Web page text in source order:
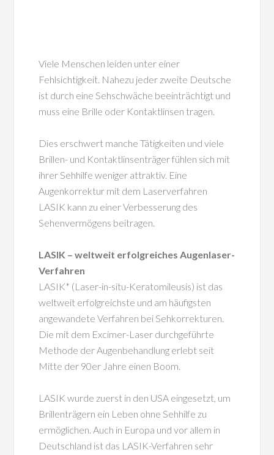
Viele Menschen leiden unter einer
Fehlsichtigkeit. Nahezu jeder zweite Deutsche
ist durch eine Sehschwäche beeinträchtigt und
muss eine Brille oder Kontaktlinsen tragen.
Dies erschwert manche Tätigkeiten und viele
Brillen- und Kontaktlinsenträger fühlen sich mit
ihrer Sehhilfe weniger attraktiv. Eine
Augenkorrektur mit dem Laserverfahren
LASIK kann zu einer Verbesserung des
Sehenvermögens beitragen.
LASIK – weltweit erfolgreiches Augenlaser-
Verfahren
LASIK* (Laser-in-situ-Keratomileusis) ist das
weltweit erfolgreichste und am häufigsten
angewandete Verfahren bei Sehkorrekturen.
Die mit dem Excimer-Laser durchgeführte
Methode der Augenbehandlung erlebt seit
Mitte der 90er Jahre einen Boom.
LASIK wurde zuerst in den USA eingesetzt, um
Brillenträgern ein Leben ohne Sehhilfe zu
ermöglichen. Auch in Europa und vor allem in
Deutschland ist das LASIK-Verfahren sehr